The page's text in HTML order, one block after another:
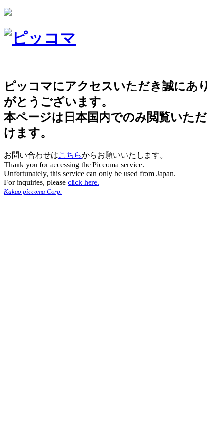
ピッコマにアクセスいただき誠にあり
がとうございます。
本ページは日本国内でのみ閲覧いただ
けます。
お問い合わせはこちらからお願いいたします。
Thank you for accessing the Piccoma service.
Unfortunately, this service can only be used from Japan.
For inquiries, please click here.
Kakao piccoma Corp.